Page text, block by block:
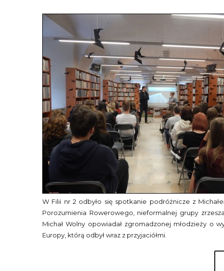
W Filii nr 2 odbyło się spotkanie podróżnicze z
Porozumienia Rowerowego, nieformalnej grupy
Michał Wolny opowiadał zgromadzonej młodzieży o
Europy, którą odbył wraz z przyjaciółmi.